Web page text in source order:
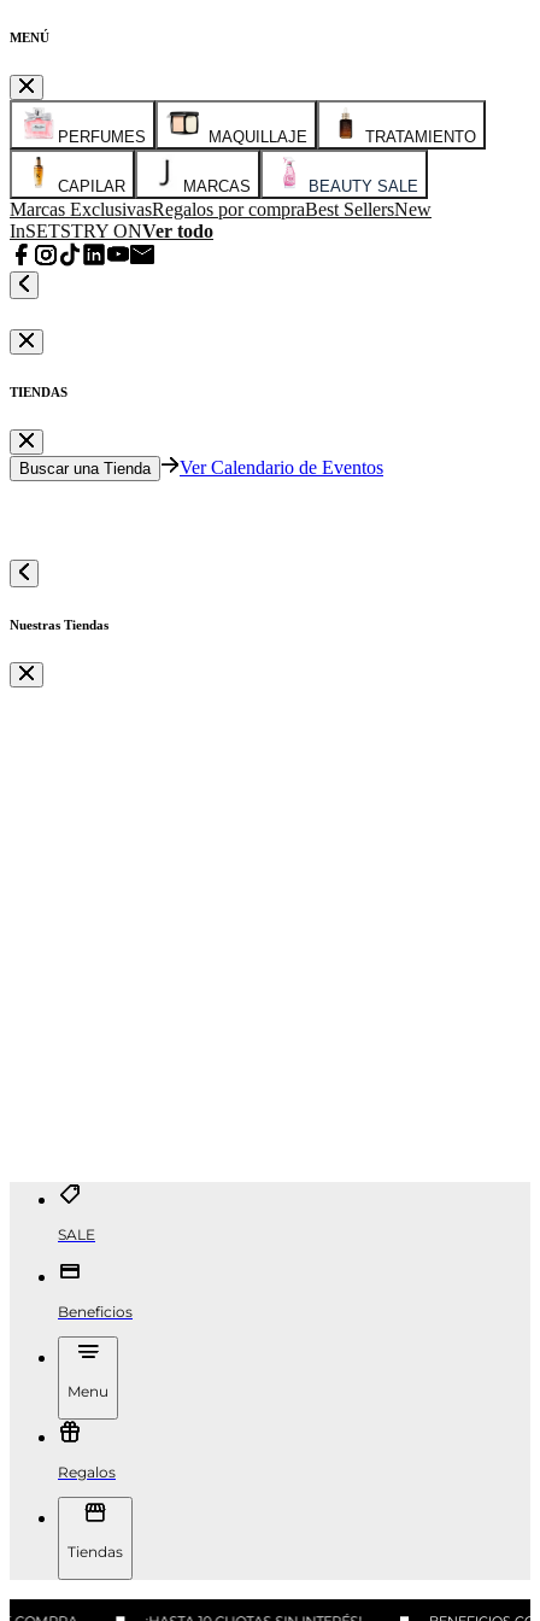
MENÚ
PERFUMES MAQUILLAJE TRATAMIENTO
CAPILAR MARCAS BEAUTY SALE
Marcas ExclusivasRegalos por compraBest SellersNew
InSETSTRY ONVer todo
TIENDAS
Buscar una Tienda Ver Calendario de Eventos
Nuestras Tiendas
SALE
Beneficios
Menu
Regalos
Tiendas